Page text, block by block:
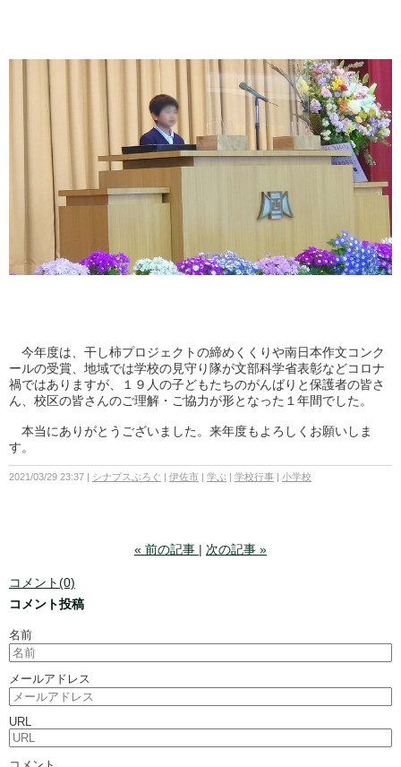
今年度は、干し柿プロジェクトの締めくくりや南日本作文コンク
ールの受賞、地域では学校の見守り隊が文部科学省表彰などコロナ
禍ではありますが、１９人の子どもたちのがんばりと保護者の皆さ
ん、校区の皆さんのご理解・ご協力が形となった１年間でした。
本当にありがとうございました。来年度もよろしくお願いしま
す。
2021/03/29 23:37 シナプスぶろぐ 伊佐市 学ぶ 学校行事 小学校
« 前の記事 次の記事 »
コメント(0)
コメント投稿
名前
メールアドレス
URL
コメント